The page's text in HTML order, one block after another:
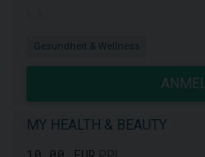
Gesundheit & Wellness
MY HEALTH & BEAUTY